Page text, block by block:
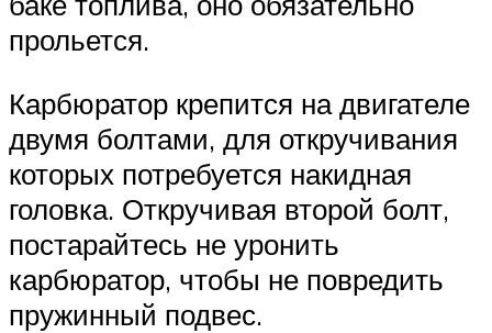
прольется.
Карбюратор крепится на двигателе
двумя болтами, для откручивания
которых потребуется накидная
головка. Откручивая второй болт,
постарайтесь не уронить
карбюратор, чтобы не повредить
пружинный подвес.